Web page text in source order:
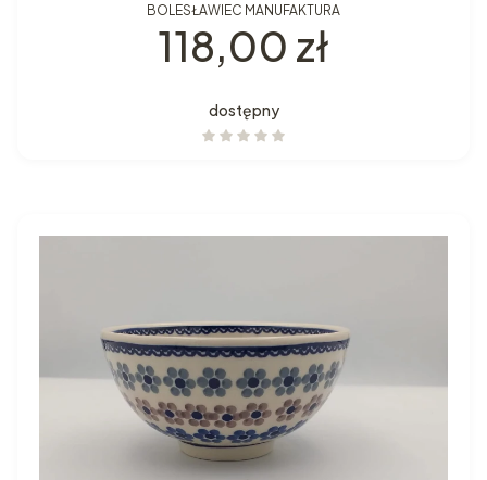
BOLESŁAWIEC MANUFAKTURA
Cena
118,00 zł
dostępny